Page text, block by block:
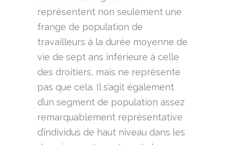
représentent non seulement une
frange de population de
travailleurs à la durée moyenne de
vie de sept ans inférieure à celle
des droitiers, mais ne représente
pas que cela. Il s’agit également
d’un segment de population assez
remarquablement représentative
d’individus de haut niveau dans les